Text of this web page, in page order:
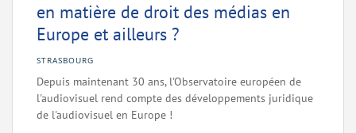
en matière de droit des médias en
Europe et ailleurs ?
STRASBOURG
Depuis maintenant 30 ans, l'Observatoire européen de
l'audiovisuel rend compte des développements juridique
de l'audiovisuel en Europe !